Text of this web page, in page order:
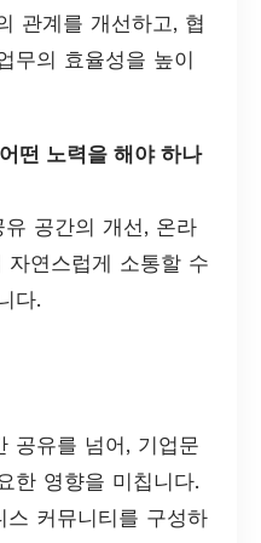
관계를 개선하고, 협
무의 효율성을 높이
떤 노력을 해야 하나
공간의 개선, 온라
연스럽게 소통할 수
다.
공유를 넘어, 기업문
한 영향을 미칩니다.
스 커뮤니티를 구성하